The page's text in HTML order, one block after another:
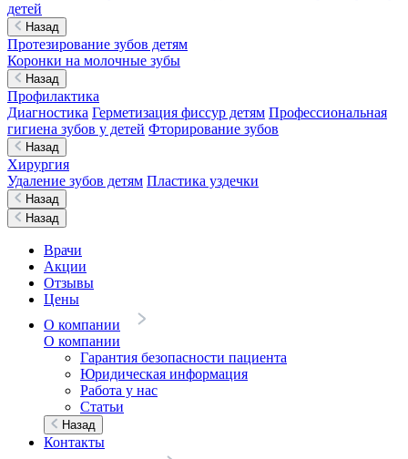
детей
Назад
Протезирование зубов детям
Коронки на молочные зубы
Назад
Профилактика
Диагностика Герметизация фиссур детям Профессиональная
гигиена зубов у детей Фторирование зубов
Назад
Хирургия
Удаление зубов детям Пластика уздечки
Назад
Назад
Врачи
Акции
Отзывы
Цены
О компании
О компании
Гарантия безопасности пациента
Юридическая информация
Работа у нас
Статьи
Назад
Контакты